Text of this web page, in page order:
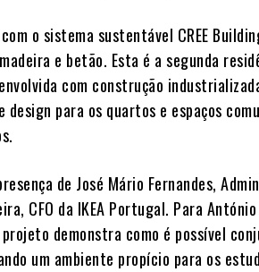
o sistema sustentável CREE
e betão. Esta é a segunda
com construção
design para os quartos e espaços
.
de José Mário Fernandes,
CFO da IKEA Portugal. Para
demonstra como é possível
um ambiente propício para os